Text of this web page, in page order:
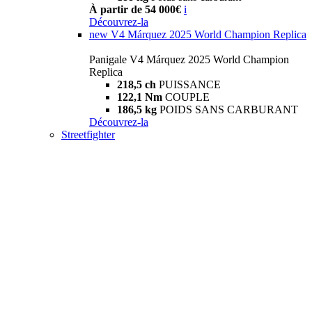
À partir de 54 000€ i
Découvrez-la
new V4 Márquez 2025 World Champion Replica
Panigale V4 Márquez 2025 World Champion
Replica
218,5 ch PUISSANCE
122,1 Nm COUPLE
186,5 kg POIDS SANS CARBURANT
Découvrez-la
Streetfighter